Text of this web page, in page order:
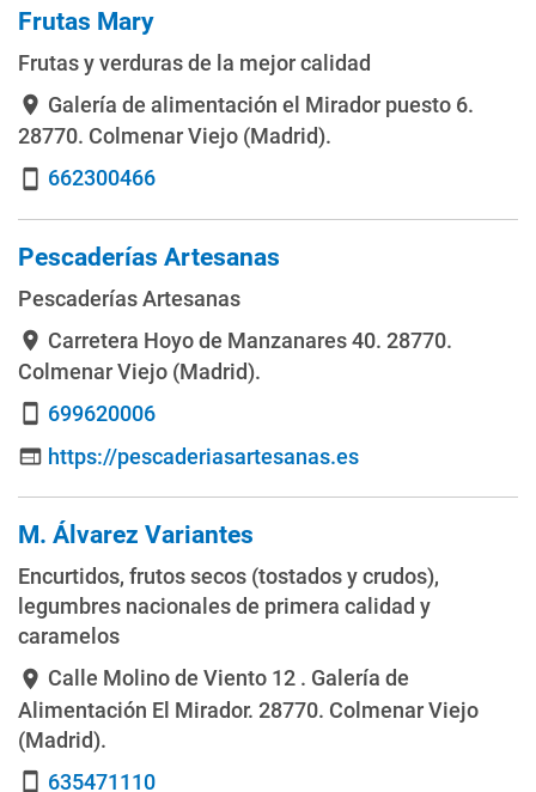
Frutas Mary
Frutas y verduras de la mejor calidad
location_on Galería de alimentación el Mirador puesto 6.
28770. Colmenar Viejo (Madrid).
smartphone 662300466
Pescaderías Artesanas
Pescaderías Artesanas
location_on Carretera Hoyo de Manzanares 40. 28770.
Colmenar Viejo (Madrid).
smartphone 699620006
web https://pescaderiasartesanas.es
M. Álvarez Variantes
Encurtidos, frutos secos (tostados y crudos),
legumbres nacionales de primera calidad y
caramelos
location_on Calle Molino de Viento 12 . Galería de
Alimentación El Mirador. 28770. Colmenar Viejo
(Madrid).
smartphone 635471110